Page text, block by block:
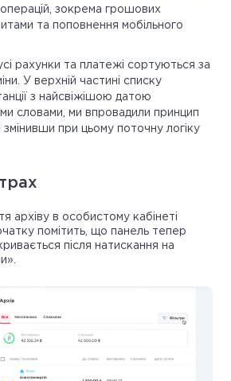
операцій, зокрема грошових
та поповнення мобільного
рахунки та платежі сортуються за
У верхній частині списку
з найсвіжішою датою
словами, ми впровадили принцип
змінивши при цьому поточну логіку
архіву в особистому кабінеті
помітить, що панель тепер
після натискання на